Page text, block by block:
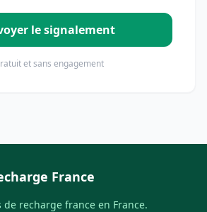
le signalement
et sans engagement
France
recharge france en France.